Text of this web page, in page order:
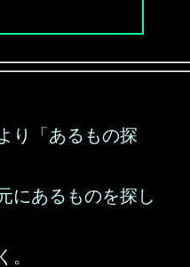
り「あるもの探
にあるものを探し
。